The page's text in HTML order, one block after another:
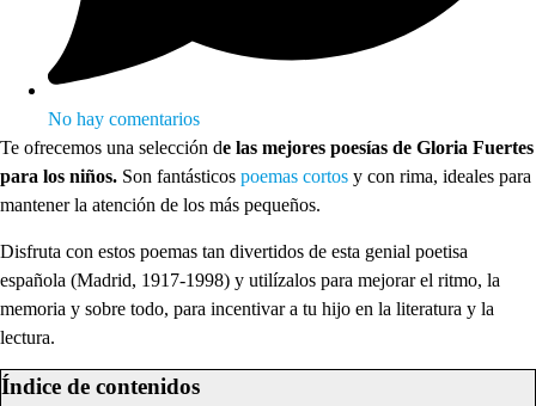
No hay comentarios
Te ofrecemos una selección de las mejores poesías de Gloria Fuertes
para los niños. Son fantásticos poemas cortos y con rima, ideales para
mantener la atención de los más pequeños.
Disfruta con estos poemas tan divertidos de esta genial poetisa
española (Madrid, 1917-1998) y utilízalos para mejorar el ritmo, la
memoria y sobre todo, para incentivar a tu hijo en la literatura y la
lectura.
Índice de contenidos